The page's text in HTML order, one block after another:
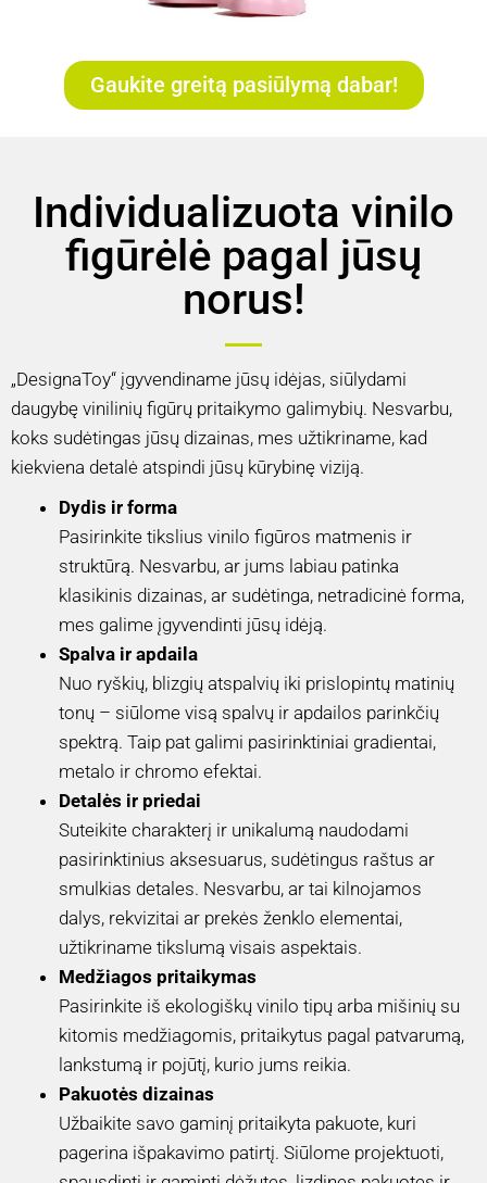
Gaukite greitą pasiūlymą dabar!
Individualizuota vinilo
figūrėlė pagal jūsų
norus!
„DesignaToy“ įgyvendiname jūsų idėjas, siūlydami
daugybę vinilinių figūrų pritaikymo galimybių. Nesvarbu,
koks sudėtingas jūsų dizainas, mes užtikriname, kad
kiekviena detalė atspindi jūsų kūrybinę viziją.
Dydis ir forma
Pasirinkite tikslius vinilo figūros matmenis ir
struktūrą. Nesvarbu, ar jums labiau patinka
klasikinis dizainas, ar sudėtinga, netradicinė forma,
mes galime įgyvendinti jūsų idėją.
Spalva ir apdaila
Nuo ryškių, blizgių atspalvių iki prislopintų matinių
tonų – siūlome visą spalvų ir apdailos parinkčių
spektrą. Taip pat galimi pasirinktiniai gradientai,
metalo ir chromo efektai.
Detalės ir priedai
Suteikite charakterį ir unikalumą naudodami
pasirinktinius aksesuarus, sudėtingus raštus ar
smulkias detales. Nesvarbu, ar tai kilnojamos
dalys, rekvizitai ar prekės ženklo elementai,
užtikriname tikslumą visais aspektais.
Medžiagos pritaikymas
Pasirinkite iš ekologiškų vinilo tipų arba mišinių su
kitomis medžiagomis, pritaikytus pagal patvarumą,
lankstumą ir pojūtį, kurio jums reikia.
Pakuotės dizainas
Užbaikite savo gaminį pritaikyta pakuote, kuri
pagerina išpakavimo patirtį. Siūlome projektuoti,